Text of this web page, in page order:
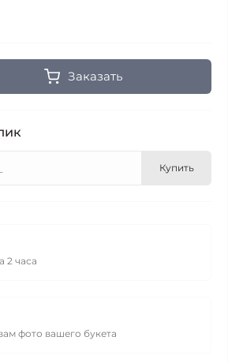
Заказать
Купить
2 часа
фото вашего букета